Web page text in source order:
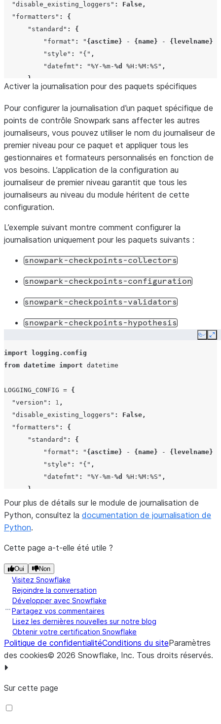
"disable_existing_loggers" : False ,
"formatters" :
{
"standard" :
{
"format" : " {asctime} - {name} - {levelname}
"style" : "{" ,
"datefmt" : "%Y-%m-%d %H:%M:%S" ,
},
},
"handlers"
{
"console":
"logging.StreamHandler"
"level"
# Adjust the log level as
"file"
"class"
"logging.FileHandler"
"level": "DEBUG",
# Adjust the log level as
"encoding": "utf-8",
},
"root": {
"level": "DEBUG",
# Adjust the log level as
logging . config dictConfig
Activer la journalisation pour des paquets spécifiques
Pour configurer la journalisation d’un paquet spécifique de
points de contrôle Snowpark sans affecter les autres
journaliseurs, vous pouvez utiliser le nom du journaliseur de
premier niveau pour ce paquet et appliquer tous les
gestionnaires et formateurs personnalisés en fonction de
vos besoins. L’application de la configuration au
journaliseur de premier niveau garantit que tous les
journaliseurs au niveau du module héritent de cette
configuration.
L’exemple suivant montre comment configurer la
journalisation uniquement pour les paquets suivants :
snowpark-checkpoints-collectors
snowpark-checkpoints-configuration
snowpark-checkpoints-validators
snowpark-checkpoints-hypothesis
Copy
import
logging.config
from datetime import datetime
LOGGING_CONFIG = {
"version" : 1 ,
"disable_existing_loggers" : False ,
"formatters" :
{
"standard" :
{
"format" : " {asctime} - {name} - {levelname}
"style" : "{" ,
"datefmt" : "%Y-%m-%d %H:%M:%S" ,
},
},
"handlers":
{
"console"
"formatter": "standard"
"level"
},
"file" : {
"class" : "logging.FileHandler"
"formatter": "standard"
"filename": f"app_{datetime.now
"level": "DEBUG",
# Adjust the log level as
"loggers": {
Pour plus de détails sur le module de journalisation de
Python, consultez la documentation de journalisation de
Python.
Cette page a-t-elle été utile ?
Oui Non
Visitez Snowflake
Rejoindre la conversation
Développer avec Snowflake
Partagez vos commentaires
Lisez les dernières nouvelles sur notre blog
Obtenir votre certification Snowflake
Politique de confidentialitéConditions du siteParamètres
des cookies© 2026 Snowflake, Inc. Tous droits réservés.
Sur cette page